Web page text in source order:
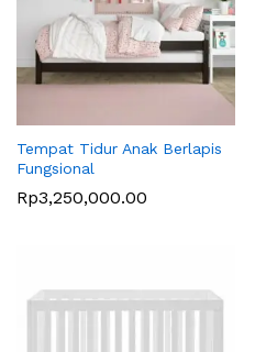
Tempat Tidur Anak Berlapis
Fungsional
Rp3,250,000.00